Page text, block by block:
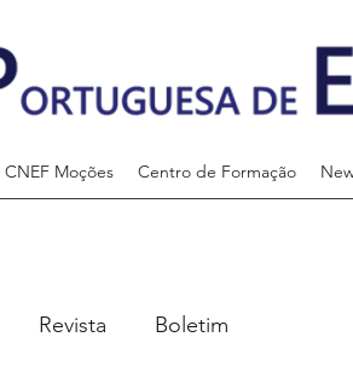
CNEF Moções Centro de Formação
Revista Boletim